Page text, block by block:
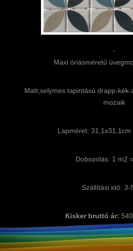
-
Maxi óriásméretű
Matt,selymes tapintású drapp-
mozaik
Lapméret:
Dobozolás: 1 m2
Szállítási idő: 3-
Kisker bruttó ár: